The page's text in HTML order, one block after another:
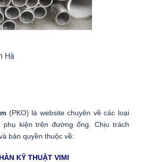
Hà
(PKO) là website chuyên về các loại
kiện trên đường ống. Chịu trách
bản quyền thuộc về:
KỸ THUẬT VIMI